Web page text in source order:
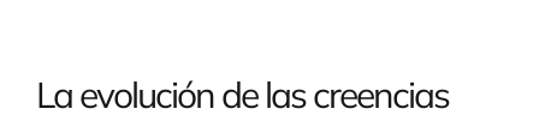
La evolución de las creencias